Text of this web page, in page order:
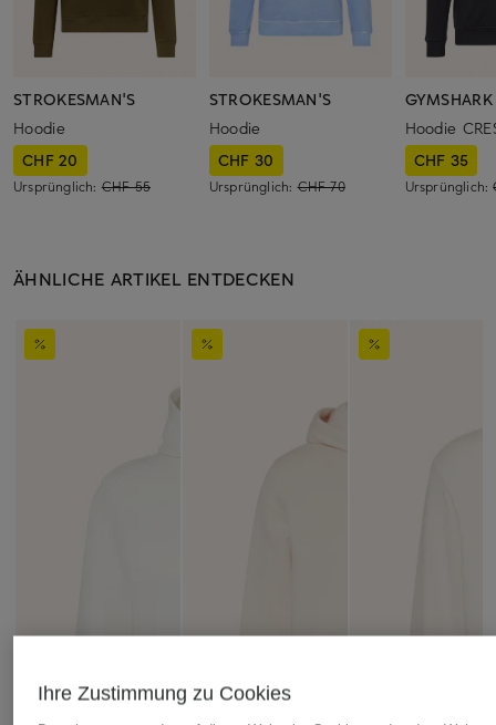
STROKESMAN'S
Hoodie
CHF 20
Ursprünglich: CHF 55
STROKESMAN'S
Hoodie
CHF 30
Ursprünglich:CHF 70
GYMSHARK
Hoodie
CHF 35
Ursprünglich:
ÄHNLICHE ARTIKEL ENTDECKEN
Ihre Zustimmung zu Cookies